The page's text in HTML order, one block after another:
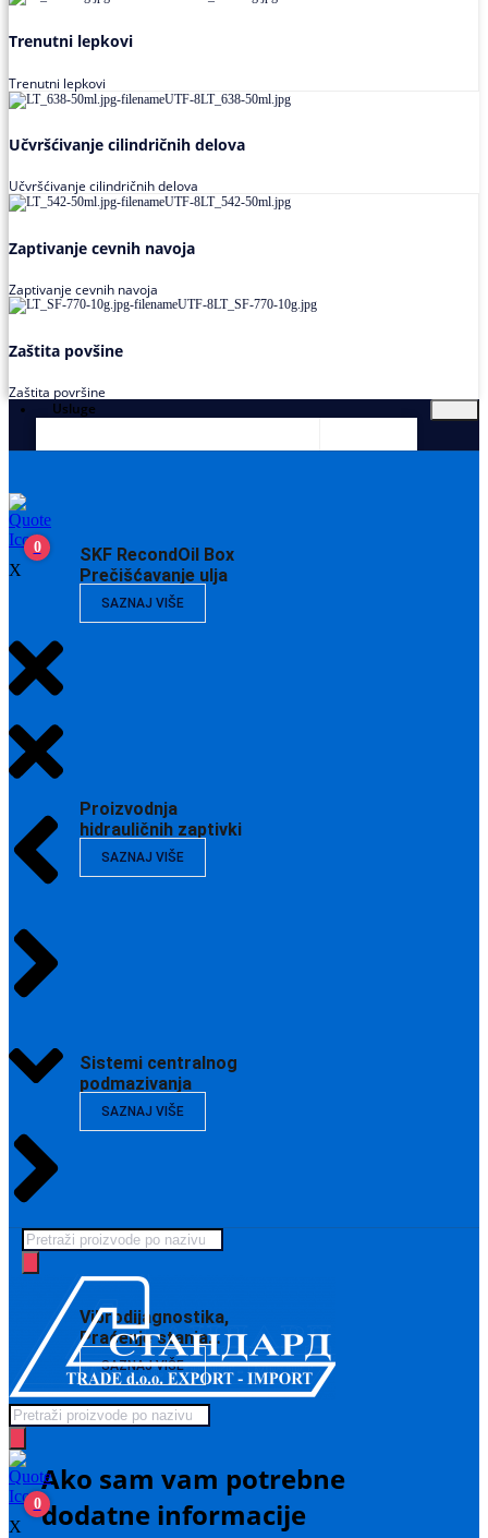
Trenutni lepkovi
Trenutni lepkovi
Učvršćivanje cilindričnih delova
Učvršćivanje cilindričnih delova
Zaptivanje cevnih navoja
Zaptivanje cevnih navoja
Zaštita povšine
Zaštita površine
Usluge
SKF RecondOil Box
Prečišćavanje ulja
SAZNAJ VIŠE
Proizvodnja
hidrauličnih zaptivki
SAZNAJ VIŠE
Sistemi centralnog
podmazivanja
SAZNAJ VIŠE
Vibrodijagnostika,
Praćenje stanja…
SAZNAJ VIŠE
Ako sam vam potrebne
dodatne informacije
0
X
Products
search
Products
search
0
X